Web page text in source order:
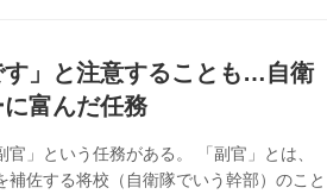
」と注意することも…自衛
富んだ任務
」という任務がある。 「副官」とは、
佐する将校（自衛隊でいう幹部）のこと